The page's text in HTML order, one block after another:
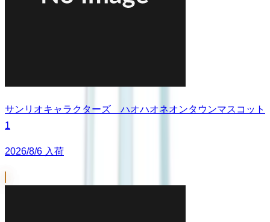
サンリオキャラクターズ ハオハオネオンタウンマスコット
1
2026/8/6 入荷